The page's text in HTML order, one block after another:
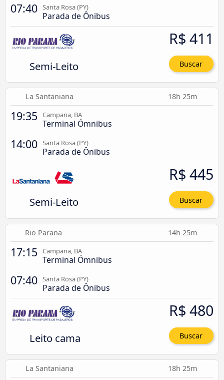
07:40 Santa Rosa (PY)
Parada de Ônibus
Semi-Leito
R$ 411
Buscar
La Santaniana 18h 25m
19:35 Campana, BA
Terminal Ómnibus
14:00 Santa Rosa (PY)
Parada de Ônibus
Semi-Leito
R$ 445
Buscar
Rio Parana 14h 25m
17:15 Campana, BA
Terminal Ómnibus
07:40 Santa Rosa (PY)
Parada de Ônibus
Leito cama
R$ 480
Buscar
La Santaniana 18h 25m